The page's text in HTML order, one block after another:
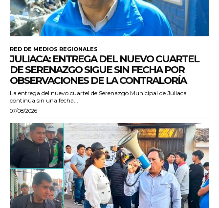
RED DE MEDIOS REGIONALES
JULIACA: ENTREGA DEL NUEVO CUARTEL
DE SERENAZGO SIGUE SIN FECHA POR
OBSERVACIONES DE LA CONTRALORÍA
La entrega del nuevo cuartel de Serenazgo Municipal de Juliaca
continúa sin una fecha...
07/08/2026